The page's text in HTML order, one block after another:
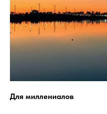
Для миллениалов